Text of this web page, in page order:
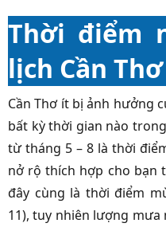
Thời điểm
lịch Cần Thơ
Cần Thơ ít bị ảnh hưởng
bất kỳ thời gian nào
từ tháng 5 – 8 là thời
nở rộ thích hợp cho bạn
đây cùng là thời điểm
11), tuy nhiên lượng